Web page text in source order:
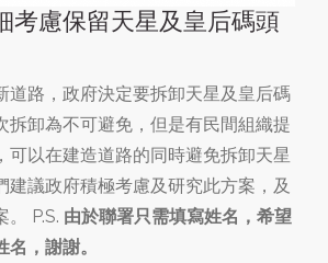
考慮保留天星及皇后碼頭
道路，政府決定要拆卸天星及皇后碼
拆卸為不可避免，但是有民間組織提
可以在建造道路的同時避免拆卸天星
建議政府積極考慮及研究此方案，及
。 P.S. 由於聯署只需填寫姓名，希望
，謝謝。